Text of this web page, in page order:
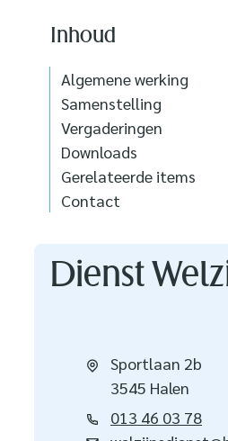
Inhoud
Algemene werking
Samenstelling
Vergaderingen
Downloads
Gerelateerde items
Contact
Dienst
Adres
Sportlaan 2b
,3545 Halen
013 46 03 78